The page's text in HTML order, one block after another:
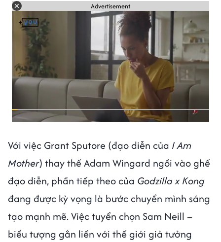
Advertisement
Với việc Grant Sputore (đạo diễn của I Am
Mother) thay thế Adam Wingard ngồi vào ghế
đạo diễn, phần tiếp theo của Godzilla x Kong
đang được kỳ vọng là bước chuyển mình sáng
tạo mạnh mẽ. Việc tuyển chọn Sam Neill –
biểu tượng gắn liền với thế giới giả tưởng